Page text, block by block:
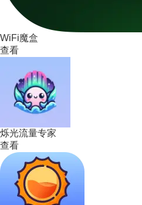
WiFi魔盒
查看
烁光流量专家
查看